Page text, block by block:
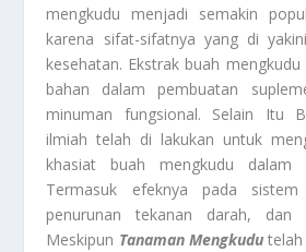
mengkudu menjadi semakin
karena sifat-sifatnya yang di
kesehatan. Ekstrak buah
bahan dalam pembuatan
minuman fungsional. Selain Itu
ilmiah telah di lakukan untuk
khasiat buah mengkudu dalam
Termasuk efeknya pada sistem
penurunan tekanan darah, dan
Meskipun Tanaman Mengkudu